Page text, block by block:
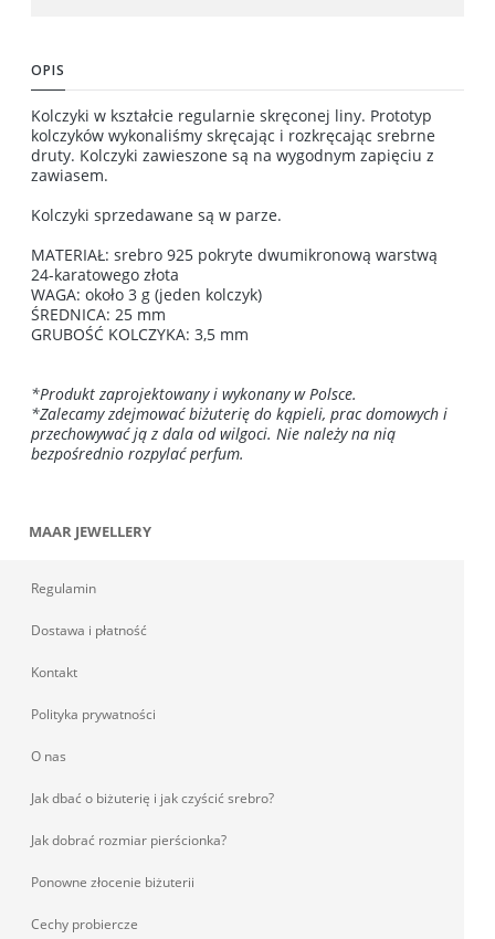
OPIS
Kolczyki w kształcie regularnie skręconej liny. Prototyp
kolczyków wykonaliśmy skręcając i rozkręcając srebrne
druty. Kolczyki zawieszone są na wygodnym zapięciu z
zawiasem.
Kolczyki sprzedawane są w parze.
MATERIAŁ: srebro 925 pokryte dwumikronową warstwą
24-karatowego złota
WAGA: około 3 g (jeden kolczyk)
ŚREDNICA: 25 mm
GRUBOŚĆ KOLCZYKA: 3,5 mm
*Produkt zaprojektowany i wykonany w Polsce.
*Zalecamy zdejmować biżuterię do kąpieli, prac domowych i
przechowywać ją z dala od wilgoci. Nie należy na nią
bezpośrednio rozpylać perfum.
MAAR JEWELLERY
Regulamin
Dostawa i płatność
Kontakt
Polityka prywatności
O nas
Jak dbać o biżuterię i jak czyścić srebro?
Jak dobrać rozmiar pierścionka?
Ponowne złocenie biżuterii
Cechy probiercze